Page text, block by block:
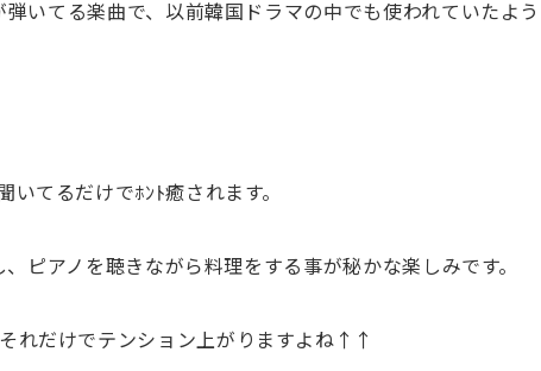
いてる楽曲で、以前韓国ドラマの中でも使われていたよう
てるだけでﾎﾝﾄ癒されます。
ピアノを聴きながら料理をする事が秘かな楽しみです。
れだけでテンション上がりますよね↑↑